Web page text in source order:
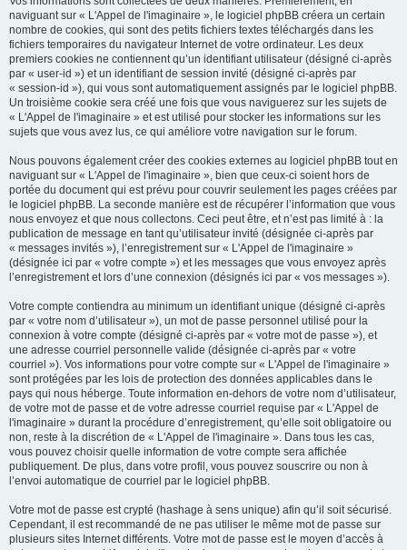
naviguant sur « L'Appel de l'imaginaire », le logiciel phpBB créera un certain
nombre de cookies, qui sont des petits fichiers textes téléchargés dans les
fichiers temporaires du navigateur Internet de votre ordinateur. Les deux
premiers cookies ne contiennent qu’un identifiant utilisateur (désigné ci-après
par « user-id ») et un identifiant de session invité (désigné ci-après par
« session-id »), qui vous sont automatiquement assignés par le logiciel phpBB.
Un troisième cookie sera créé une fois que vous naviguerez sur les sujets de
« L'Appel de l'imaginaire » et est utilisé pour stocker les informations sur les
sujets que vous avez lus, ce qui améliore votre navigation sur le forum.
Nous pouvons également créer des cookies externes au logiciel phpBB tout en
naviguant sur « L'Appel de l'imaginaire », bien que ceux-ci soient hors de
portée du document qui est prévu pour couvrir seulement les pages créées par
le logiciel phpBB. La seconde manière est de récupérer l’information que vous
nous envoyez et que nous collectons. Ceci peut être, et n’est pas limité à : la
publication de message en tant qu’utilisateur invité (désignée ci-après par
« messages invités »), l’enregistrement sur « L'Appel de l'imaginaire »
(désignée ici par « votre compte ») et les messages que vous envoyez après
l’enregistrement et lors d’une connexion (désignés ici par « vos messages »).
Votre compte contiendra au minimum un identifiant unique (désigné ci-après
par « votre nom d’utilisateur »), un mot de passe personnel utilisé pour la
connexion à votre compte (désigné ci-après par « votre mot de passe »), et
une adresse courriel personnelle valide (désignée ci-après par « votre
courriel »). Vos informations pour votre compte sur « L'Appel de l'imaginaire »
sont protégées par les lois de protection des données applicables dans le
pays qui nous héberge. Toute information en-dehors de votre nom d’utilisateur,
de votre mot de passe et de votre adresse courriel requise par « L'Appel de
l'imaginaire » durant la procédure d’enregistrement, qu’elle soit obligatoire ou
non, reste à la discrétion de « L'Appel de l'imaginaire ». Dans tous les cas,
vous pouvez choisir quelle information de votre compte sera affichée
publiquement. De plus, dans votre profil, vous pouvez souscrire ou non à
l’envoi automatique de courriel par le logiciel phpBB.
Votre mot de passe est crypté (hashage à sens unique) afin qu’il soit sécurisé.
Cependant, il est recommandé de ne pas utiliser le même mot de passe sur
plusieurs sites Internet différents. Votre mot de passe est le moyen d’accès à